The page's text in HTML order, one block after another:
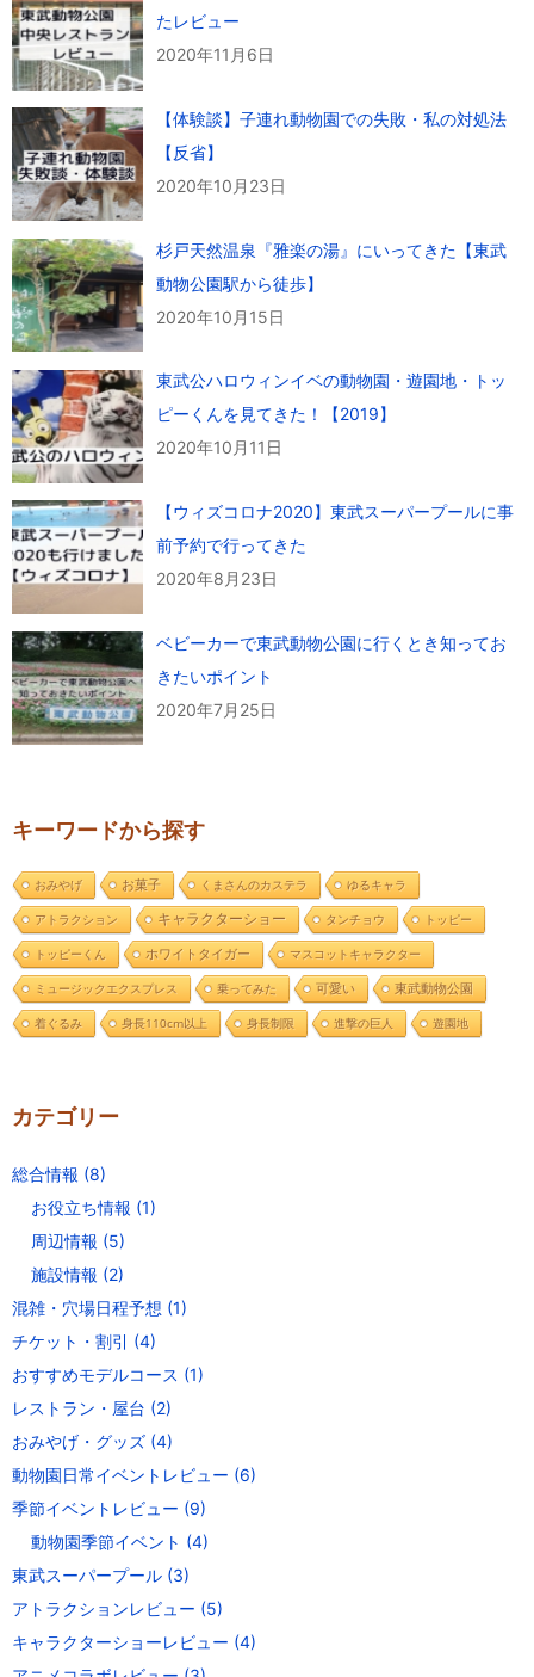
たレビュー
2020年11月6日
【体験談】子連れ動物園での失敗・私の対処法
【反省】
2020年10月23日
杉戸天然温泉『雅楽の湯』にいってきた【東武
動物公園駅から徒歩】
2020年10月15日
東武公ハロウィンイベの動物園・遊園地・トッ
ピーくんを見てきた！【2019】
2020年10月11日
【ウィズコロナ2020】東武スーパープールに事
前予約で行ってきた
2020年8月23日
ベビーカーで東武動物公園に行くとき知ってお
きたいポイント
2020年7月25日
キーワードから探す
おみやげ お菓子 くまさんのカステラ ゆるキャラ
アトラクション キャラクターショー タンチョウ トッピー
トッピーくん ホワイトタイガー マスコットキャラクター
ミュージックエクスプレス 乗ってみた 可愛い 東武動物公園
着ぐるみ 身長110cm以上 身長制限 進撃の巨人 遊園地
カテゴリー
総合情報 (8)
お役立ち情報 (1)
周辺情報 (5)
施設情報 (2)
混雑・穴場日程予想 (1)
チケット・割引 (4)
おすすめモデルコース (1)
レストラン・屋台 (2)
おみやげ・グッズ (4)
動物園日常イベントレビュー (6)
季節イベントレビュー (9)
動物園季節イベント (4)
東武スーパープール (3)
アトラクションレビュー (5)
キャラクターショーレビュー (4)